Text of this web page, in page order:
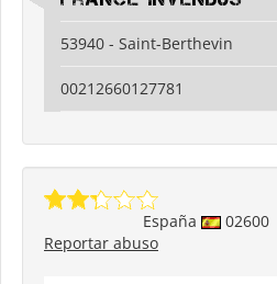
53940 - Saint-Berthevin
00212660127781
España 02600
Reportar abuso